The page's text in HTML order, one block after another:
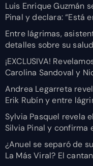
Luis Enrique Guzmán
Pinal y declara: “Está
Entre lágrimas,
detalles sobre su salud
¡EXCLUSIVA!
Carolina Sandoval y
Andrea Legarreta
Erik Rubín y entre
Sylvia Pasquel revela
Silvia Pinal y confirma
¿Anuel se separó de
La Más Viral? El